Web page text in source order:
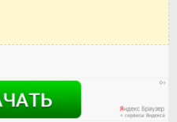
требованиями и